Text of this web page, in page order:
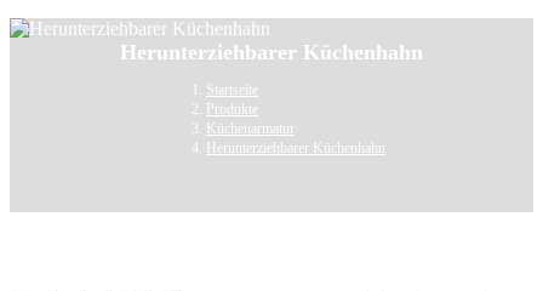
Herunterziehbarer Küchenhahn
Startseite
Produkte
Küchenarmatur
Herunterziehbarer Küchenhahn